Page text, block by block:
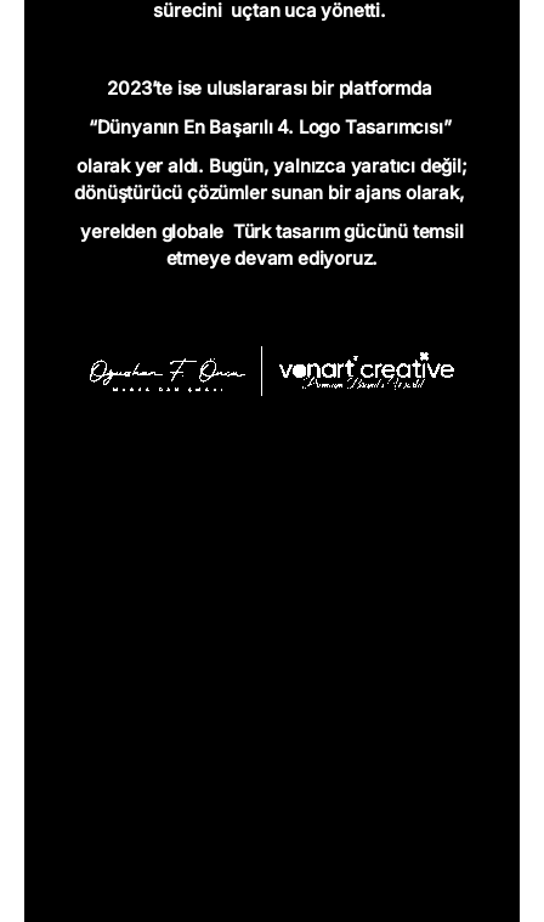
sürecini uçtan uca yönetti.
2023’te ise uluslararası bir platformda
“Dünyanın En Başarılı 4. Logo Tasarımcısı”
olarak yer aldı. Bugün, yalnızca yaratıcı değil;
dönüştürücü çözümler sunan bir ajans olarak,
yerelden globale Türk tasarım gücünü temsil
etmeye devam ediyoruz.